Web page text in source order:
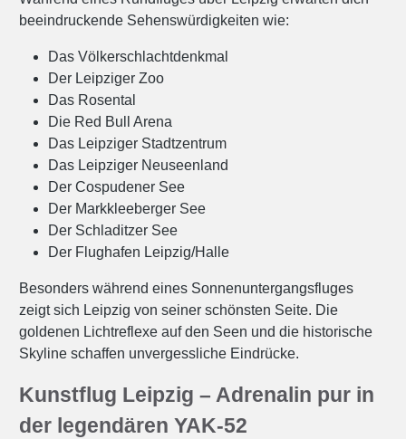
beeindruckende Sehenswürdigkeiten wie:
Das Völkerschlachtdenkmal
Der Leipziger Zoo
Das Rosental
Die Red Bull Arena
Das Leipziger Stadtzentrum
Das Leipziger Neuseenland
Der Cospudener See
Der Markkleeberger See
Der Schladitzer See
Der Flughafen Leipzig/Halle
Besonders während eines Sonnenuntergangsfluges
zeigt sich Leipzig von seiner schönsten Seite. Die
goldenen Lichtreflexe auf den Seen und die historische
Skyline schaffen unvergessliche Eindrücke.
Kunstflug Leipzig – Adrenalin pur in
der legendären YAK-52